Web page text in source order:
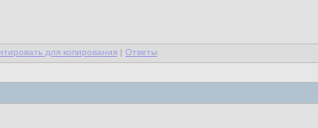
для копирования | Ответы